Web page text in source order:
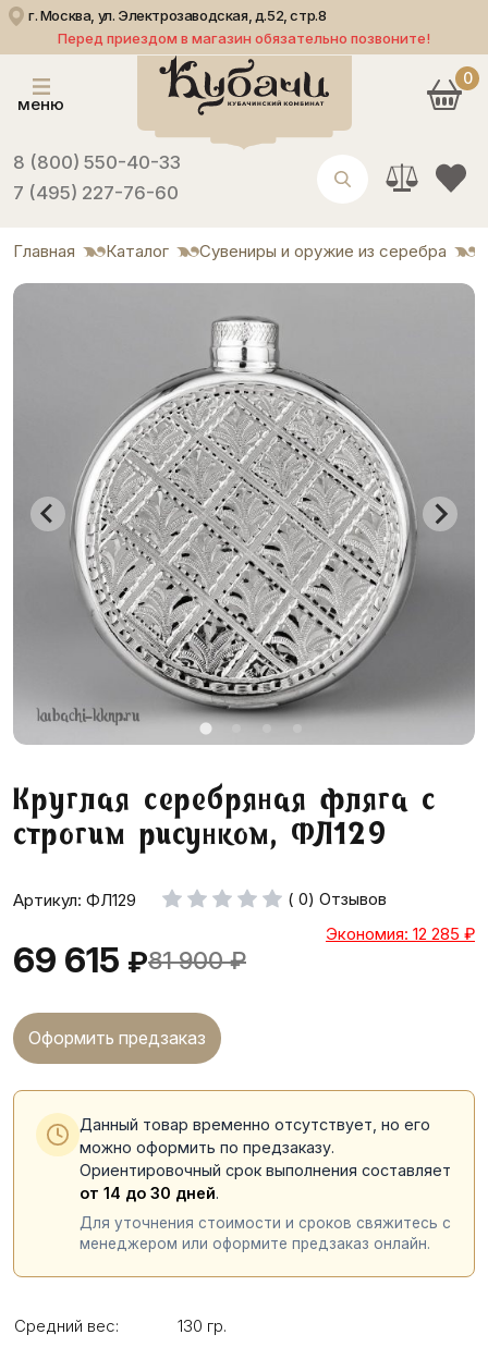
г. Москва, ул. Электрозаводская, д.52, стр.8
Перед приездом в магазин обязательно позвоните!
меню
8 (800) 550-40-33
7 (495) 227-76-60
0
Главная Каталог Сувениры и оружие из серебра
Круглая серебряная фляга с
строгим рисунком, ФЛ129
Артикул: ФЛ129 ( 0) Отзывов
69 615 ₽81 900 ₽
Экономия: 12 285 ₽
Оформить предзаказ
Данный товар временно отсутствует, но его
можно оформить по предзаказу.
Ориентировочный срок выполнения составляет
от 14 до 30 дней.
Для уточнения стоимости и сроков свяжитесь с
менеджером или оформите предзаказ онлайн.
Средний вес:
130 гр.